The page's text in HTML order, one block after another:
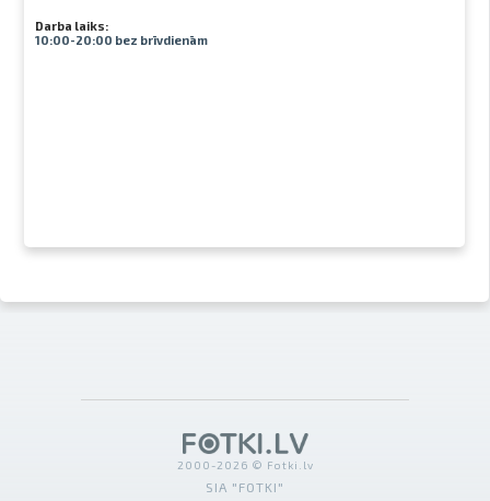
Darba laiks:
10:00-20:00 bez brīvdienām
2000-2026 © Fotki.lv
SIA "FOTKI"